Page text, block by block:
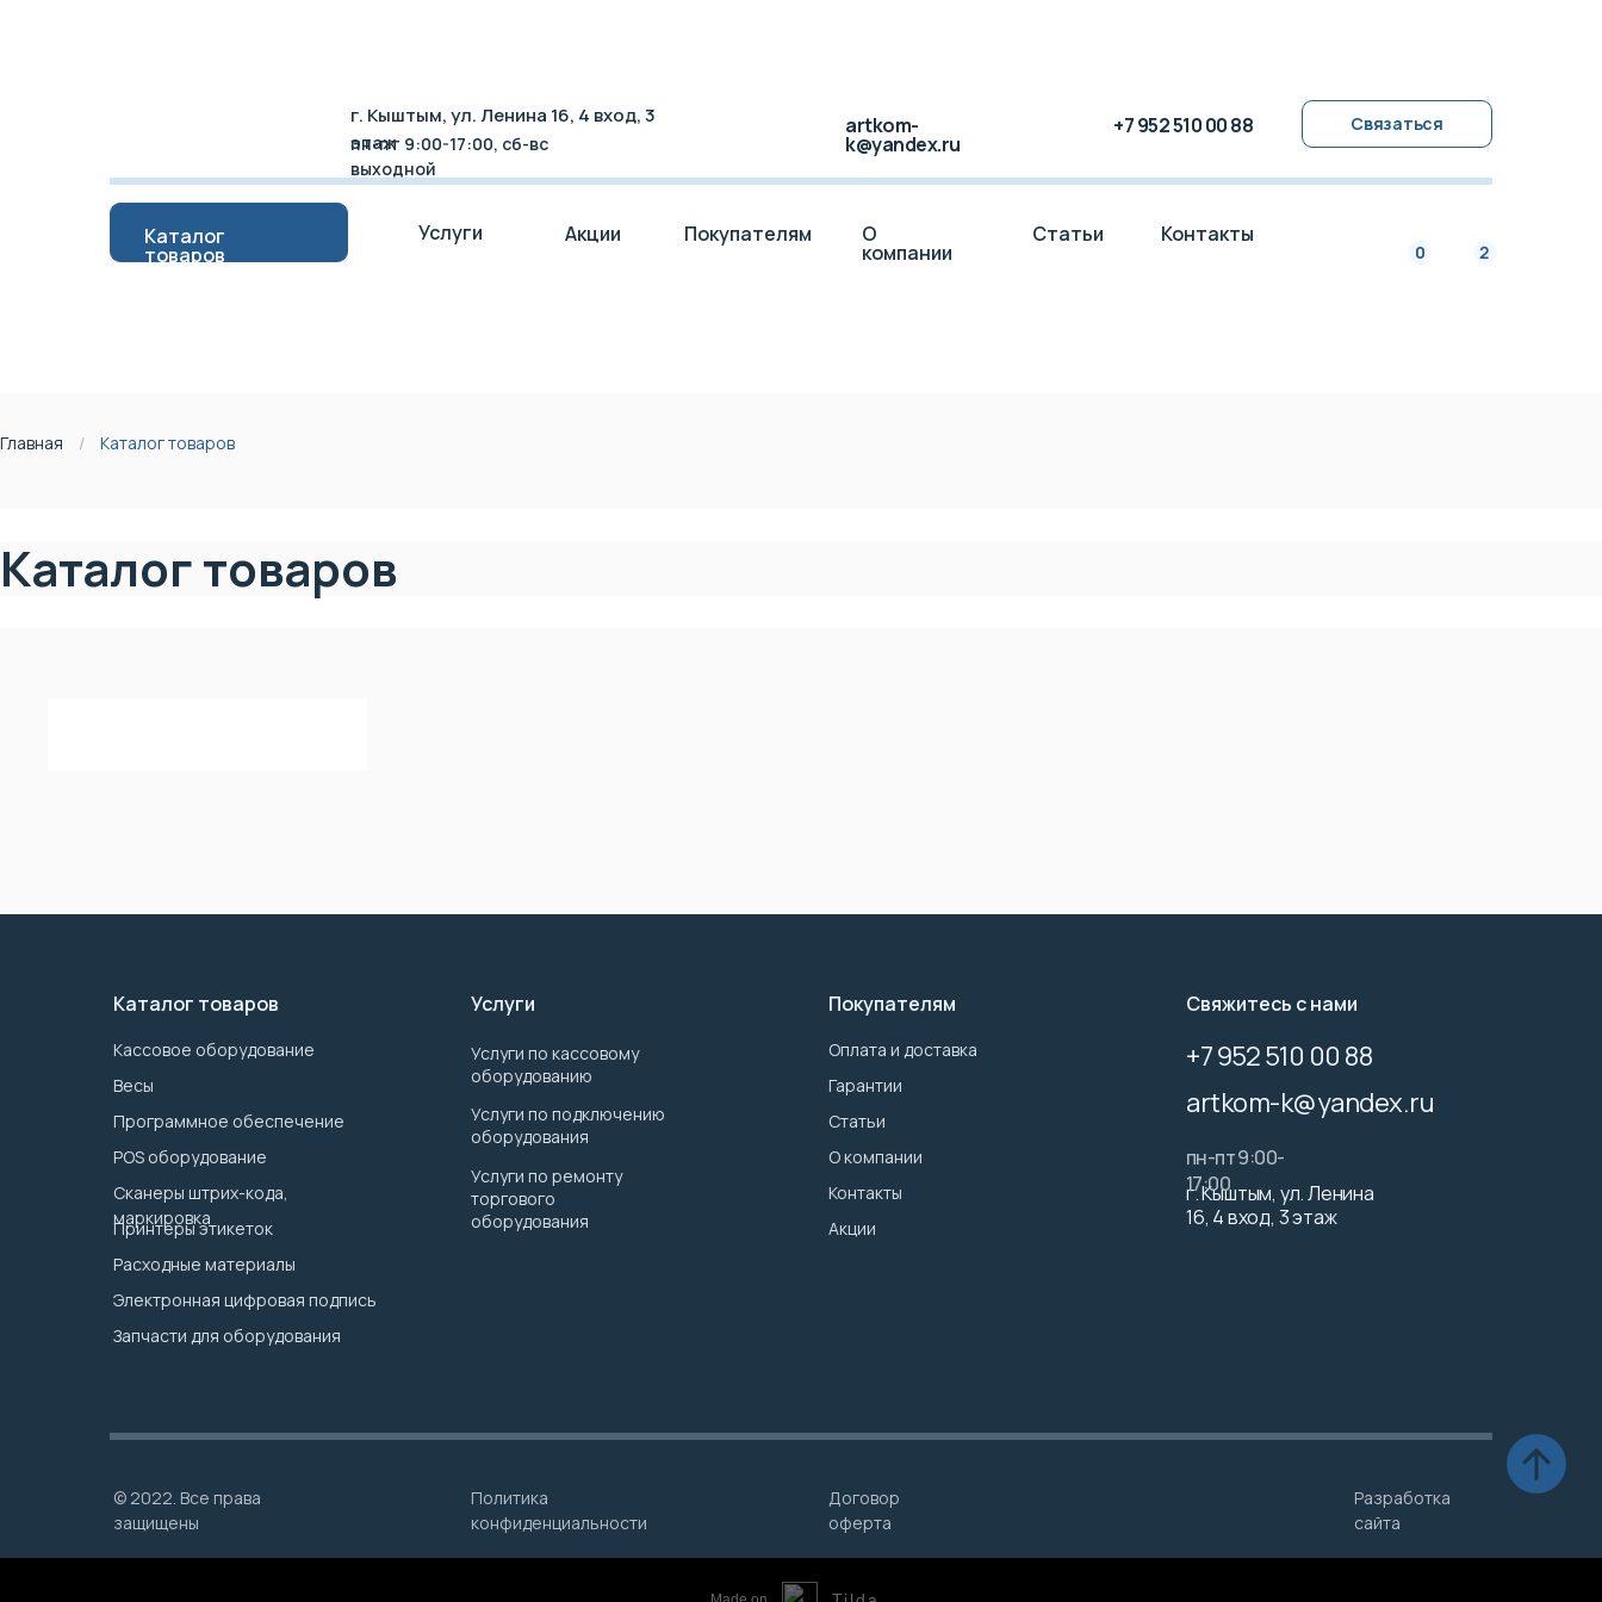
2
0
Каталог
товаров
Услуги Акции Контакты
Покупателям О
компании
Статьи
г. Кыштым, ул. Ленина 16, 4 вход, 3
этаж
пн-пт 9:00-17:00, сб-вс
выходной
+7 952 510 00 88
artkom-
k@yandex.ru
Связаться
Главная / Каталог товаров
Каталог товаров
Каталог товаров
POS оборудование
Сканеры штрих-кода,
маркировка
Принтеры этикеток
Кассовое оборудование
Весы
Программное обеспечение
Услуги по кассовому
оборудованию
Расходные материалы
Услуги по подключению
оборудования
Электронная цифровая подпись
© 2022. Все права
защищены
Услуги
Услуги по ремонту
торгового
оборудования
Покупателям
О компании
+7 952 510 00 88
Контакты
Гарантии
Акции
Статьи
Свяжитесь с нами
Оплата и доставка
г. Кыштым, ул. Ленина
16, 4 вход, 3 этаж
пн-пт 9:00-
17:00
artkom-k@yandex.ru
Запчасти для оборудования
Политика
конфиденциальности
Договор
оферта
Разработка
сайта